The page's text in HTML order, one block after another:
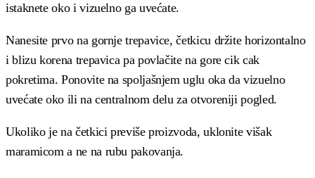
istaknete oko i vizuelno ga uvećate.
Nanesite prvo na gornje trepavice, četkicu držite horizontalno
i blizu korena trepavica pa povlačite na gore cik cak
pokretima. Ponovite na spoljašnjem uglu oka da vizuelno
uvećate oko ili na centralnom delu za otvoreniji pogled.
Ukoliko je na četkici previše proizvoda, uklonite višak
maramicom a ne na rubu pakovanja.